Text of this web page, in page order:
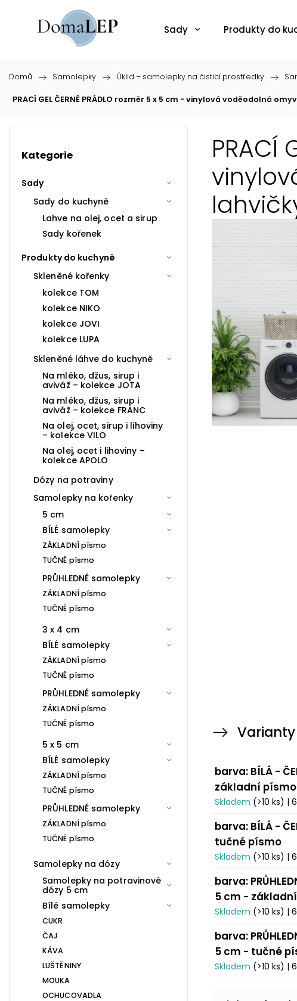
Sady Produkty do
Domů / Samolepky / Úklid – samolepky na čisticí prostředky /
PRACÍ GEL ČERNÉ PRÁDLO rozměr 5 x 5 cm - vinylová voděodolná
Kategorie
Sady
Sady do kuchyně
Lahve na olej, ocet a sirup
Sady kořenek
Produkty do kuchyně
Skleněné kořenky
kolekce TOM
kolekce NIKO
kolekce JOVI
kolekce LUPA
Skleněné láhve do kuchyně
Na mléko, džus, sirup i
aviváž – kolekce JOTA
Na mléko, džus, sirup i
aviváž – kolekce FRANC
Na olej, ocet, sirup i lihoviny
– kolekce VILO
Na olej, ocet i lihoviny –
kolekce APOLO
Dózy na potraviny
Samolepky na kořenky
5 cm
BÍLÉ samolepky
ZÁKLADNÍ písmo
TUČNÉ písmo
PRŮHLEDNÉ samolepky
ZÁKLADNÍ písmo
TUČNÉ písmo
3 x 4 cm
BÍLÉ samolepky
ZÁKLADNÍ písmo
TUČNÉ písmo
PRŮHLEDNÉ samolepky
ZÁKLADNÍ písmo
TUČNÉ písmo
5 x 5 cm
BÍLÉ samolepky
ZÁKLADNÍ písmo
TUČNÉ písmo
PRŮHLEDNÉ samolepky
ZÁKLADNÍ písmo
TUČNÉ písmo
Samolepky na dózy
Samolepky na potravinové
dózy 5 cm
Bílé samolepky
CUKR
ČAJ
KÁVA
LUŠTĚNINY
MOUKA
OCHUCOVADLA
PRACÍ
Varianty
barva: BÍLÁ -
základní písmo
Skladem (>10 ks) |
barva: BÍLÁ -
tučné písmo
Skladem (>10 ks) |
barva:
5 cm -
Skladem (>10 ks) |
barva:
5 cm - tučné
Skladem (>10 ks) |